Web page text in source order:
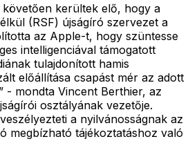
kerültek elő, hogy a
(RSF) újságíró szervezet a
az Apple-t, hogy szüntesse
intelligenciával támogatott
tulajdonított hamis
előállítása csapást mér az adott
- mondta Vincent Berthier, az
osztályának vezetője.
a nyilvánosságnak az
megbízható tájékoztatáshoz való